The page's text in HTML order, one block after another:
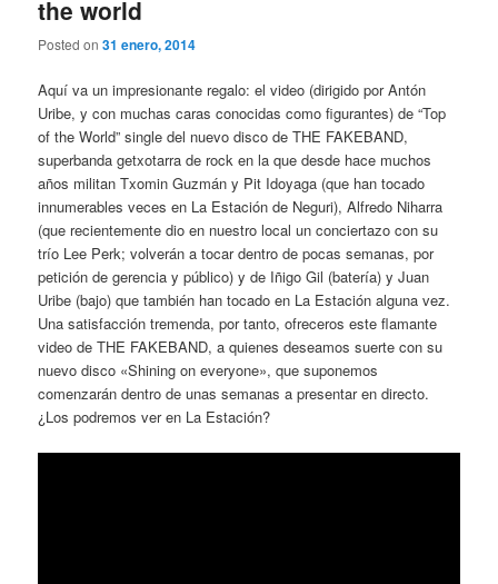
the world
Posted on31 enero, 2014
Aquí va un impresionante regalo: el video (dirigido por Antón
Uribe, y con muchas caras conocidas como figurantes) de “Top
of the World” single del nuevo disco de THE FAKEBAND,
superbanda getxotarra de rock en la que desde hace muchos
años militan Txomin Guzmán y Pit Idoyaga (que han tocado
innumerables veces en La Estación de Neguri), Alfredo Niharra
(que recientemente dio en nuestro local un conciertazo con su
trío Lee Perk; volverán a tocar dentro de pocas semanas, por
petición de gerencia y público) y de Iñigo Gil (batería) y Juan
Uribe (bajo) que también han tocado en La Estación alguna vez.
Una satisfacción tremenda, por tanto, ofreceros este flamante
video de THE FAKEBAND, a quienes deseamos suerte con su
nuevo disco «Shining on everyone», que suponemos
comenzarán dentro de unas semanas a presentar en directo.
¿Los podremos ver en La Estación?